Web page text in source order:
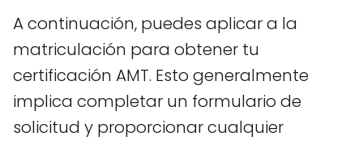
A continuación, puedes aplicar a la
matriculación para obtener tu
certificación AMT. Esto generalmente
implica completar un formulario de
solicitud y proporcionar cualquier